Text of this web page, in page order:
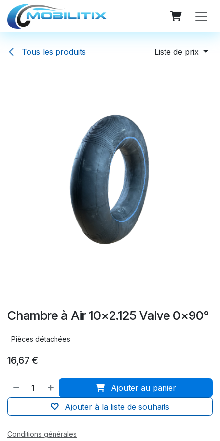
Se rendre au contenu
Tous les produits Liste de prix
Chambre à Air 10x2.125 Valve 0x90°
Pièces détachées
16,67 €
Ajouter au panier
Ajouter à la liste de souhaits
Conditions générales